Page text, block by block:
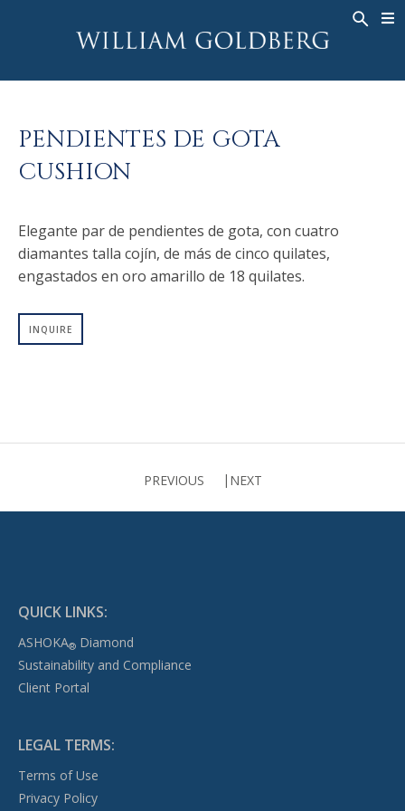
ALTA JOYERÍA
ANILLO PARA HOMBRE
COLLARES
PENDIENTES
PULSERAS
DIAMANTES FANTASÍA
ASHOKA JOYERÍA
ANILLOS
BANDS
COLLARES
COLGANTES
PULSERAS
HISTORIA
ASHOKA ®
PENDIENTES DE GOTA
CUSHION
Elegante par de pendientes de gota, con cuatro
diamantes talla cojín, de más de cinco quilates,
engastados en oro amarillo de 18 quilates.
INQUIRE
PREVIOUS NEXT
QUICK LINKS:
ASHOKA®Diamond
Sustainability and Compliance
Client Portal
LEGAL TERMS:
Terms of Use
Privacy Policy